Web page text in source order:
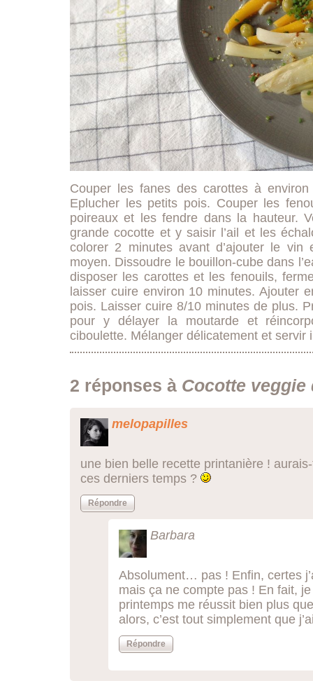
Couper les fanes des carottes à
Eplucher les petits pois. Couper les
poireaux et les fendre dans la hauteur.
grande cocotte et y saisir l’ail et les
colorer 2 minutes avant d’ajouter le vin
moyen. Dissoudre le bouillon-cube dans
disposer les carottes et les fenouils,
laisser cuire environ 10 minutes. Ajouter
pois. Laisser cuire 8/10 minutes de plus.
pour y délayer la moutarde et
ciboulette. Mélanger délicatement et servir
2 réponses à Cocotte
melopapilles
une bien belle recette printanière !
ces derniers temps ?
Répondre
Barbara
Absolument… pas ! Enfin, certes
mais ça ne compte pas ! En fait,
printemps me réussit bien plus
alors, c’est tout simplement que
Répondre